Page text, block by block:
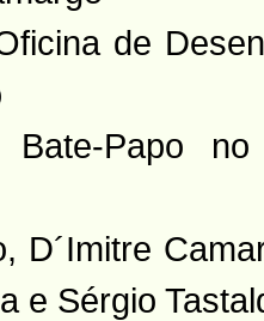
de
Bate-Papo
D´Imitre
e Sérgio